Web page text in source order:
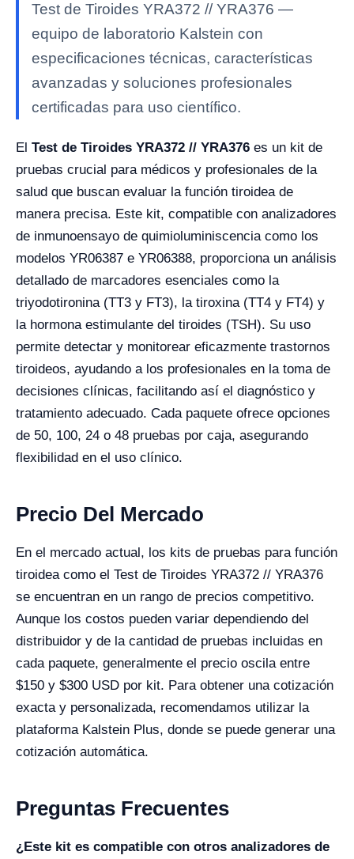
Test de Tiroides YRA372 // YRA376 —
equipo de laboratorio Kalstein con
especificaciones técnicas, características
avanzadas y soluciones profesionales
certificadas para uso científico.
El Test de Tiroides YRA372 // YRA376 es un kit de
pruebas crucial para médicos y profesionales de la
salud que buscan evaluar la función tiroidea de
manera precisa. Este kit, compatible con analizadores
de inmunoensayo de quimioluminiscencia como los
modelos YR06387 e YR06388, proporciona un análisis
detallado de marcadores esenciales como la
triyodotironina (TT3 y FT3), la tiroxina (TT4 y FT4) y
la hormona estimulante del tiroides (TSH). Su uso
permite detectar y monitorear eficazmente trastornos
tiroideos, ayudando a los profesionales en la toma de
decisiones clínicas, facilitando así el diagnóstico y
tratamiento adecuado. Cada paquete ofrece opciones
de 50, 100, 24 o 48 pruebas por caja, asegurando
flexibilidad en el uso clínico.
Precio Del Mercado
En el mercado actual, los kits de pruebas para función
tiroidea como el Test de Tiroides YRA372 // YRA376
se encuentran en un rango de precios competitivo.
Aunque los costos pueden variar dependiendo del
distribuidor y de la cantidad de pruebas incluidas en
cada paquete, generalmente el precio oscila entre
$150 y $300 USD por kit. Para obtener una cotización
exacta y personalizada, recomendamos utilizar la
plataforma Kalstein Plus, donde se puede generar una
cotización automática.
Preguntas Frecuentes
¿Este kit es compatible con otros analizadores de